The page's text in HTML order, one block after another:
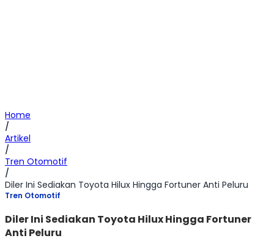
Home
/
Artikel
/
Tren Otomotif
/
Diler Ini Sediakan Toyota Hilux Hingga Fortuner Anti Peluru
Tren Otomotif
Diler Ini Sediakan Toyota Hilux Hingga Fortuner
Anti Peluru